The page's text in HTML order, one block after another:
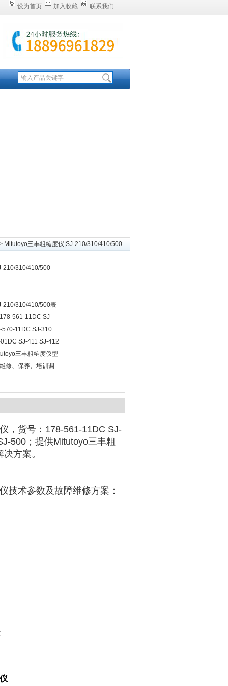
设为首页 加入收藏 联系我们
Mitutoyo三丰粗糙度仪|SJ-210/310/410/500
210/310/410/500
210/310/410/500表
561-11DC SJ-
11DC SJ-310
SJ-411 SJ-412
三丰粗糙度仪型
修、保养、培训调
，货号：178-561-11DC SJ-
500；提供Mitutoyo三丰粗
方案。
技术参数及故障维修方案：